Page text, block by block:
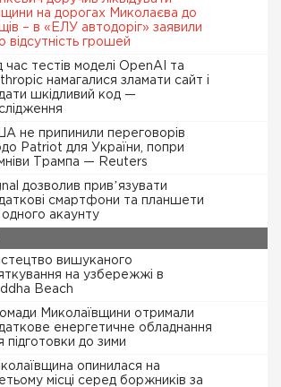
на дорогах Миколаєва до
– в «ЕЛУ автодоріг» заявили
відсутність грошей
час тестів моделі OpenAI та
намагалися зламати сайт і
шкідливий код —
не припинили переговорів
Patriot для України, попри
Трампа — Reuters
дозволив привʼязувати
смартфони та планшети
одного акаунту
вишуканого
на узбережжі в
Beach
Миколаївщини отримали
енергетичне обладнання
підготовки до зими
опинилася на
місці серед боржників за